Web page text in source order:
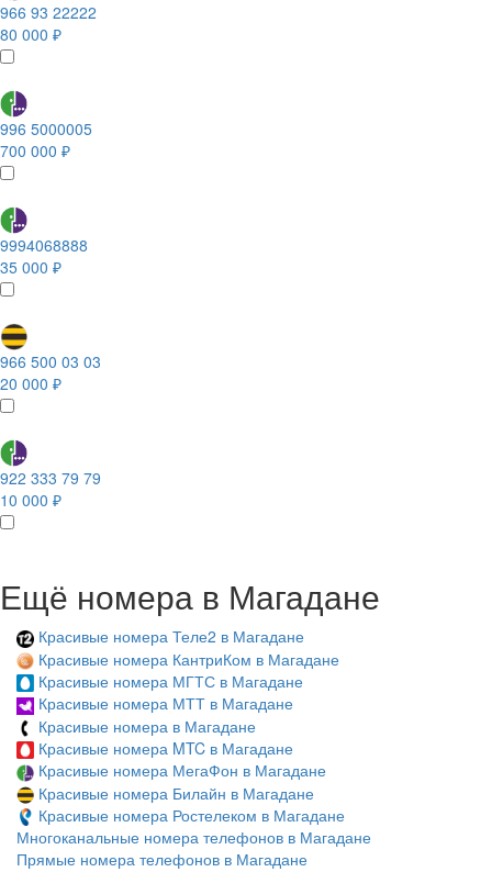
966 93 22222
80 000 ₽
996 5000005
700 000 ₽
9994068888
35 000 ₽
966 500 03 03
20 000 ₽
922 333 79 79
10 000 ₽
Ещё номера в Магадане
Красивые номера Теле2 в Магадане
Красивые номера КантриКом в Магадане
Красивые номера МГТС в Магадане
Красивые номера МТТ в Магадане
Красивые номера в Магадане
Красивые номера MTC в Магадане
Красивые номера МегаФон в Магадане
Красивые номера Билайн в Магадане
Красивые номера Ростелеком в Магадане
Многоканальные номера телефонов в Магадане
Прямые номера телефонов в Магадане